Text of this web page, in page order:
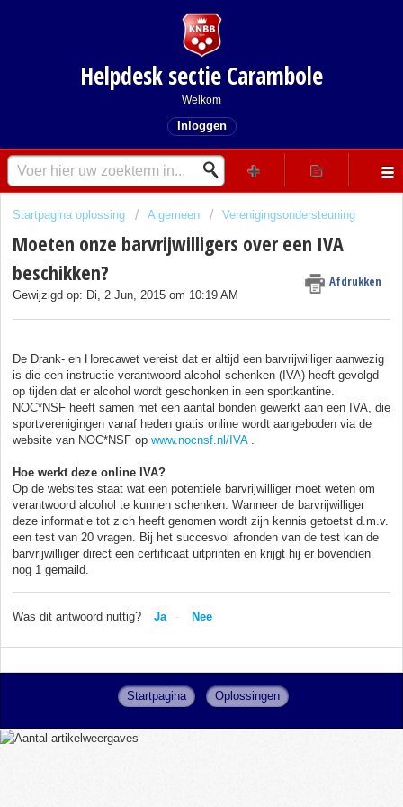
Helpdesk sectie Carambole
Welkom
Inloggen
Startpagina oplossing Algemeen Verenigingsondersteuning
Moeten onze barvrijwilligers over een IVA
beschikken?
Afdrukken
Gewijzigd op: Di, 2 Jun, 2015 om 10:19 AM
De Drank- en Horecawet vereist dat er altijd een barvrijwilliger aanwezig
is die een instructie verantwoord alcohol schenken (IVA) heeft gevolgd
op tijden dat er alcohol wordt geschonken in een sportkantine.
NOC*NSF heeft samen met een aantal bonden gewerkt aan een IVA, die
sportverenigingen vanaf heden gratis online wordt aangeboden via de
website van NOC*NSF op www.nocnsf.nl/IVA.
Hoe werkt deze online IVA?
Op de websites staat wat een potentiële barvrijwilliger moet weten om
verantwoord alcohol te kunnen schenken. Wanneer de barvrijwilliger
deze informatie tot zich heeft genomen wordt zijn kennis getoetst d.m.v.
een test van 20 vragen. Bij het succesvol afronden van de test kan de
barvrijwilliger direct een certificaat uitprinten en krijgt hij er bovendien
nog 1 gemaild.
Was dit antwoord nuttig? Ja Nee
Startpagina Oplossingen